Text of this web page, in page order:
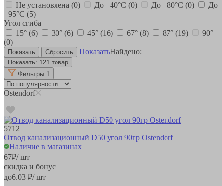
Не установлена (0) До +40°С (0) До +80°С (0)
До
+95°С (5)
Угол сгиба
15° (6) 30° (6) 45° (16) 67° (8) 87° (19)
90°
(0)
ПоказатьНайдено:
Показать: 121 товар
Фильтры 1
Ostendorf
5712
Отвод канализационный D50 угол 90гр Ostendorf
Наличие в магазинах
67₽/ шт
скидка и бонус
до6.03 ₽/ шт